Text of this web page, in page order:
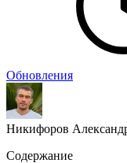
Обновления
Никифоров
Содержание